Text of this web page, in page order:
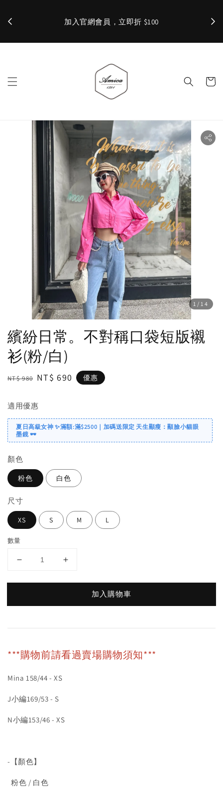
加入官網會員，立即折 $100 ✨
1 /14
繽紛日常。不對稱口袋短版襯
衫(粉/白)
Regular
NT$ 980 Sale
NT$ 690 優惠
適用優惠
夏日高級女神 ✨滿額:滿$2500｜加碼送限定 天生顯瘦：顯臉小貓眼
墨鏡 🕶️
顏色
粉色 白色
尺寸
XS S M L
數量
加入購物車
***購物前請看過賣場購物須知***
Mina 158/44 - XS
J小編169/53 - S
N小編153/46 - XS
-【顏色】
粉色 / 白色